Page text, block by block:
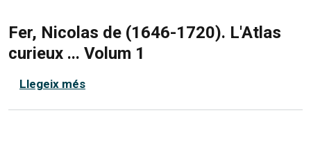
Fer, Nicolas de (1646-1720). L'Atlas
curieux ... Volum 1
Llegeix méssobre Fer, Nicolas de (1646-1720).